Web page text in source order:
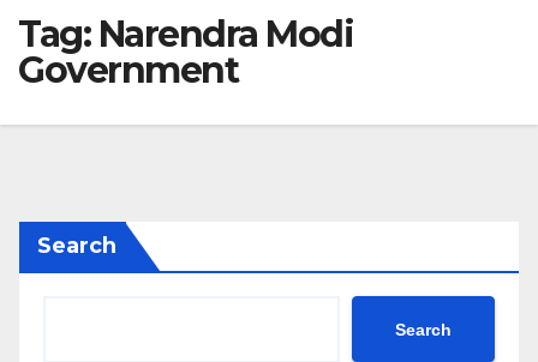
Tag: Narendra Modi
Government
Search
Search